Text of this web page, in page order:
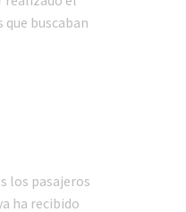
buscaban
los pasajeros
ha recibido